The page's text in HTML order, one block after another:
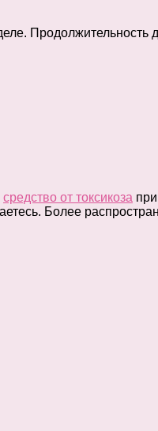
Продолжительность
средство от токсикоза
Более